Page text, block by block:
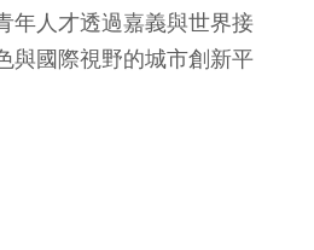
年人才透過嘉義與世界接
與國際視野的城市創新平